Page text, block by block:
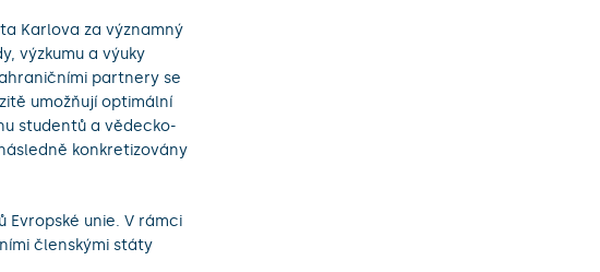
Karlova za významný
výzkumu a výuky
partnery se
umožňují optimální
studentů a vědecko-
konkretizovány
Evropské unie. V rámci
členskými státy